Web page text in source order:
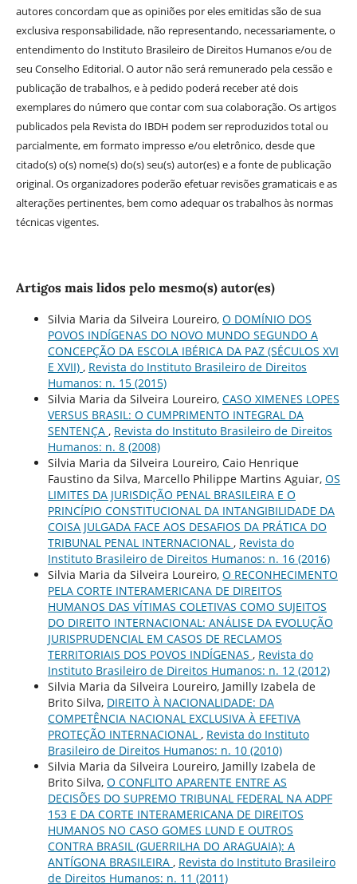
autores concordam que as opiniões por eles emitidas são de sua
exclusiva responsabilidade, não representando, necessariamente, o
entendimento do Instituto Brasileiro de Direitos Humanos e/ou de
seu Conselho Editorial. O autor não será remunerado pela cessão e
publicação de trabalhos, e à pedido poderá receber até dois
exemplares do número que contar com sua colaboração. Os artigos
publicados pela Revista do IBDH podem ser reproduzidos total ou
parcialmente, em formato impresso e/ou eletrônico, desde que
citado(s) o(s) nome(s) do(s) seu(s) autor(es) e a fonte de publicação
original. Os organizadores poderão efetuar revisões gramaticais e as
alterações pertinentes, bem como adequar os trabalhos às normas
técnicas vigentes.
Artigos mais lidos pelo mesmo(s) autor(es)
Silvia Maria da Silveira Loureiro, O DOMÍNIO DOS
POVOS INDÍGENAS DO NOVO MUNDO SEGUNDO A
CONCEPÇÃO DA ESCOLA IBÉRICA DA PAZ (SÉCULOS XVI
E XVII) , Revista do Instituto Brasileiro de Direitos
Humanos: n. 15 (2015)
Silvia Maria da Silveira Loureiro, CASO XIMENES LOPES
VERSUS BRASIL: O CUMPRIMENTO INTEGRAL DA
SENTENÇA , Revista do Instituto Brasileiro de Direitos
Humanos: n. 8 (2008)
Silvia Maria da Silveira Loureiro, Caio Henrique
Faustino da Silva, Marcello Philippe Martins Aguiar, OS
LIMITES DA JURISDIÇÃO PENAL BRASILEIRA E O
PRINCÍPIO CONSTITUCIONAL DA INTANGIBILIDADE DA
COISA JULGADA FACE AOS DESAFIOS DA PRÁTICA DO
TRIBUNAL PENAL INTERNACIONAL , Revista do
Instituto Brasileiro de Direitos Humanos: n. 16 (2016)
Silvia Maria da Silveira Loureiro, O RECONHECIMENTO
PELA CORTE INTERAMERICANA DE DIREITOS
HUMANOS DAS VÍTIMAS COLETIVAS COMO SUJEITOS
DO DIREITO INTERNACIONAL: ANÁLISE DA EVOLUÇÃO
JURISPRUDENCIAL EM CASOS DE RECLAMOS
TERRITORIAIS DOS POVOS INDÍGENAS , Revista do
Instituto Brasileiro de Direitos Humanos: n. 12 (2012)
Silvia Maria da Silveira Loureiro, Jamilly Izabela de
Brito Silva, DIREITO À NACIONALIDADE: DA
COMPETÊNCIA NACIONAL EXCLUSIVA À EFETIVA
PROTEÇÃO INTERNACIONAL , Revista do Instituto
Brasileiro de Direitos Humanos: n. 10 (2010)
Silvia Maria da Silveira Loureiro, Jamilly Izabela de
Brito Silva, O CONFLITO APARENTE ENTRE AS
DECISÕES DO SUPREMO TRIBUNAL FEDERAL NA ADPF
153 E DA CORTE INTERAMERICANA DE DIREITOS
HUMANOS NO CASO GOMES LUND E OUTROS
CONTRA BRASIL (GUERRILHA DO ARAGUAIA): A
ANTÍGONA BRASILEIRA , Revista do Instituto Brasileiro
de Direitos Humanos: n. 11 (2011)